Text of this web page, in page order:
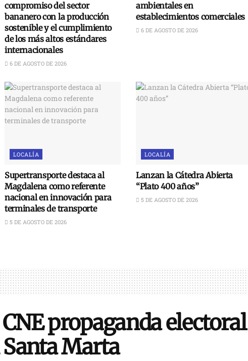
compromiso del sector
bananero con la producción
sostenible y el cumplimiento
de los más altos estándares
internacionales
6 DE AGOSTO DE 2026
ambientales en
establecimientos comerciales
6 DE AGOSTO DE 2026
LOCALÍA
Supertransporte destaca al
Magdalena como referente
nacional en innovación para
terminales de transporte
5 DE AGOSTO DE 2026
LOCALÍA
Lanzan la Cátedra Abierta
“Plato 400 años”
5 DE AGOSTO DE 2026
propaganda electoral
Marta